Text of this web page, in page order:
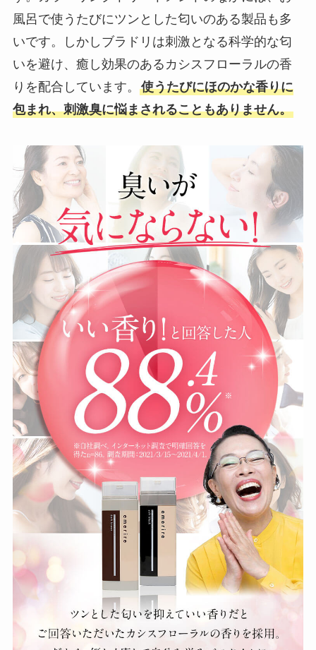
風呂で使うたびにツンとした匂いのある製品も多
いです。しかしブラドリは刺激となる科学的な匂
いを避け、癒し効果のあるカシスフローラルの香
りを配合しています。 使うたびにほのかな香りに
包まれ、刺激臭に悩まされることもありません。